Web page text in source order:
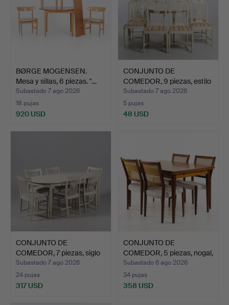
BØRGE MOGENSEN.
Mesa y sillas, 6 piezas. "…
Subastado 7 ago 2026
18 pujas
920 USD
CONJUNTO DE
COMEDOR, 9 piezas, estilo
gust…
Subastado 7 ago 2026
5 pujas
48 USD
CONJUNTO DE
COMEDOR, 7 piezas, siglo
XX.
Subastado 7 ago 2026
24 pujas
317 USD
CONJUNTO DE
COMEDOR, 5 piezas, nogal,
Skar…
Subastado 6 ago 2026
34 pujas
358 USD